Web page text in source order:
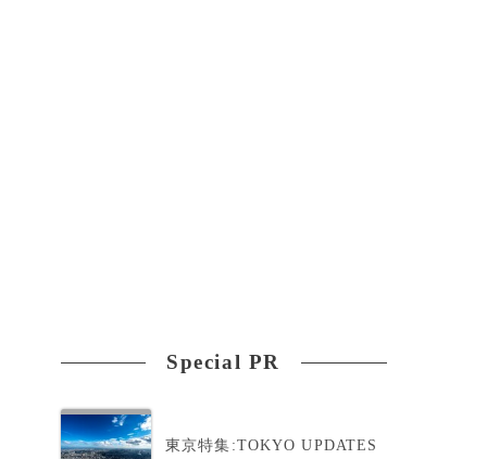
Special PR
東京特集:TOKYO UPDATES